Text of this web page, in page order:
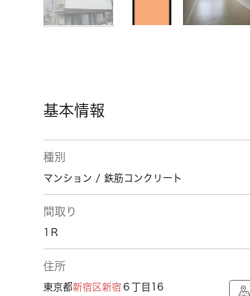
基本情報
種別
マンション / 鉄筋コンクリート
間取り
1Ｒ
住所
東京都新宿区新宿 ６丁目16